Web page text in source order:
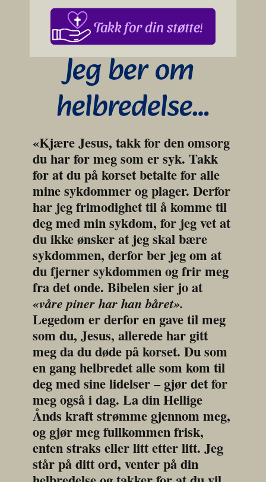
Takk for din støtte!
Jeg ber om
helbredelse…
«Kjære Jesus, takk for den omsorg
du har for meg som er syk. Takk
for at du på korset betalte for alle
mine sykdommer og plager. Derfor
har jeg frimodighet til å komme til
deg med min sykdom, for jeg vet at
du ikke ønsker at jeg skal bære
sykdommen, derfor ber jeg om at
du fjerner sykdommen og frir meg
fra det onde. Bibelen sier jo at
«våre piner har han båret».
Legedom er derfor en gave til meg
som du, Jesus, allerede har gitt
meg da du døde på korset. Du som
en gang helbredet alle som kom til
deg med sine lidelser – gjør det for
meg også i dag. La din Hellige
Ånds kraft strømme gjennom meg,
og gjør meg fullkommen frisk,
enten straks eller litt etter litt. Jeg
står på ditt ord, venter på din